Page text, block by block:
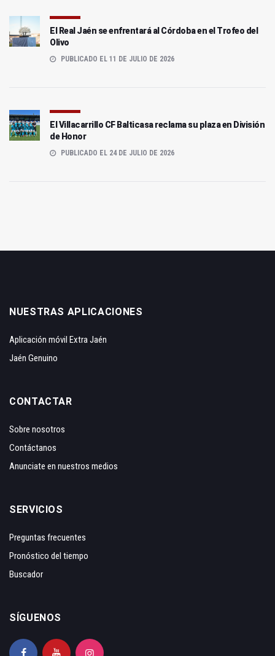
El Real Jaén se enfrentará al Córdoba en el Trofeo del
Olivo
PUBLICADO EL 11 DE JULIO DE 2026
El Villacarrillo CF Balticasa reclama su plaza en División
de Honor
PUBLICADO EL 24 DE JULIO DE 2026
NUESTRAS APLICACIONES
Aplicación móvil Extra Jaén
Jaén Genuino
CONTACTAR
Sobre nosotros
Contáctanos
Anunciate en nuestros medios
SERVICIOS
Preguntas frecuentes
Pronóstico del tiempo
Buscador
SÍGUENOS